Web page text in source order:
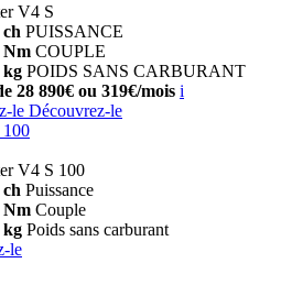
V4 S
ch PUISSANCE
Nm COUPLE
kg POIDS SANS CARBURANT
28 890€ ou 319€/mois i
le Découvrez-le
V4 S 100
ch Puissance
Nm Couple
kg Poids sans carburant
le